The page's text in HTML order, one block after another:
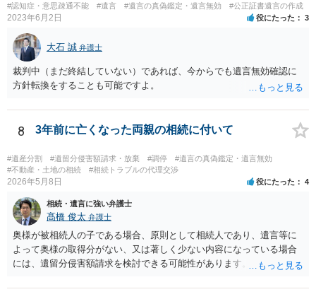
#認知症・意思疎通不能 #遺言 #遺言の真偽鑑定・遺言無効 #公正証書遺言の作成
2023年6月2日 役にたった 3
大石 誠 弁護士
裁判中（まだ終結していない）であれば、今からでも遺言無効確認に
方針転換をすることも可能ですよ。
8 3年前に亡くなった両親の相続に付いて
#遺産分割 #遺留分侵害額請求・放棄 #調停
#遺言の真偽鑑定・遺言無効
#不動産・土地の相続
#相続トラブルの代理交渉
2026年5月8日 役にたった 4
相続・遺言に強い弁護士
髙橋 俊太 弁護士
奥様が被相続人の子である場合、原則として相続人であり、遺言等に
よって奥様の取得分がない、又は著しく少ない内容になっている場合
には、遺留分侵害額請求を検討できる可能性があります。ただし、
記の義務化に関する説明と混同されている可能性があります。相続登